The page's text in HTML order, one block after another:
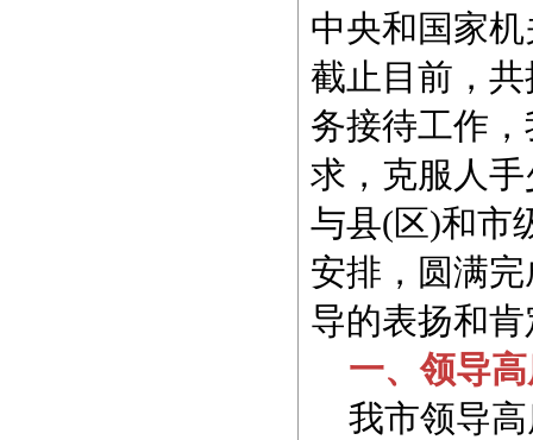
中央和国家
截止目前，
务接待工作
求，克服人
与县(区)和市
安排，圆满
导的表扬和
一、领导高
我市领导高